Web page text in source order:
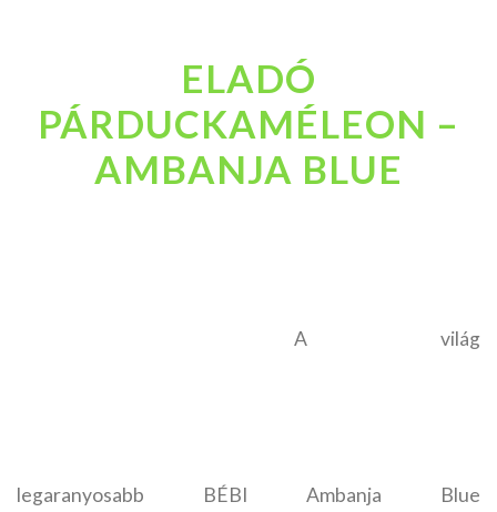
ELADÓ
PÁRDUCKAMÉLEON –
AMBANJA BLUE
A világ
legaranyosabb BÉBI Ambanja Blue